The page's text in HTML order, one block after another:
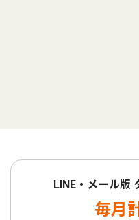
LINE・メール版
毎月